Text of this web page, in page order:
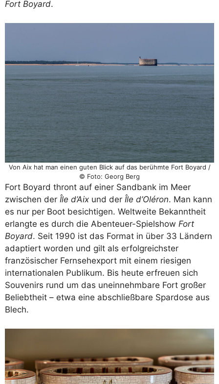
Fort Boyard.
Von Aix hat man einen guten Blick auf das berühmte Fort Boyard /
© Foto: Georg Berg
Fort Boyard thront auf einer Sandbank im Meer
zwischen der Île d’Aix und der Île d’Oléron. Man kann
es nur per Boot besichtigen. Weltweite Bekanntheit
erlangte es durch die Abenteuer-Spielshow Fort
Boyard. Seit 1990 ist das Format in über 33 Ländern
adaptiert worden und gilt als erfolgreichster
französischer Fernsehexport mit einem riesigen
internationalen Publikum. Bis heute erfreuen sich
Souvenirs rund um das uneinnehmbare Fort großer
Beliebtheit – etwa eine abschließbare Spardose aus
Blech.